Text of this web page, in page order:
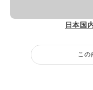
日本国
こ